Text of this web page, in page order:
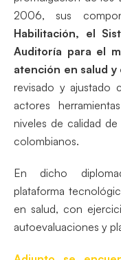
2006, sus
Habilitación, el
Auditoría para el
atención en salud y
revisado y ajustado
actores
niveles de calidad
colombianos.
En dicho
plataforma
en salud, con
autoevaluaciones y